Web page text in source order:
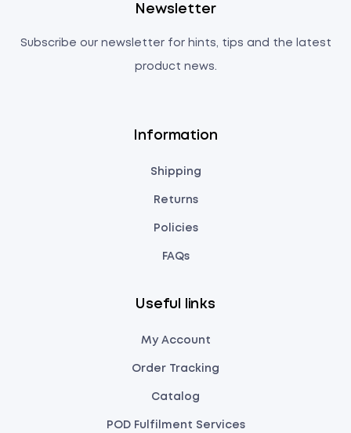
Information
Shipping
Returns
Policies
FAQs
Useful links
My Account
Order Tracking
Catalog
POD Fulfilment Services
Newsletter
Subscribe our newsletter for hints, tips and the latest
product news.